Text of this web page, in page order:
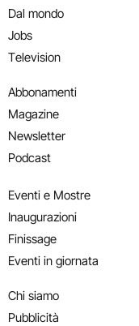
Dal mondo
Jobs
Television
Abbonamenti
Magazine
Newsletter
Podcast
Eventi e Mostre
Inaugurazioni
Finissage
Eventi in giornata
Chi siamo
Pubblicità